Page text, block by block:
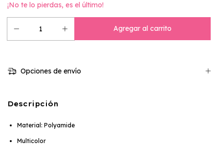
¡No te lo pierdas, es el último!
Opciones de envío
Descripción
Material: Polyamide
Multicolor